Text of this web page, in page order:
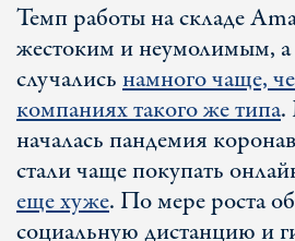
Темп работы на складе
жестоким и неумолимым,
случалисьнамного чаще,
компаниях такого же типа.
началась пандемия
стали чаще покупать
еще хуже. По мере роста
социальную дистанцию и